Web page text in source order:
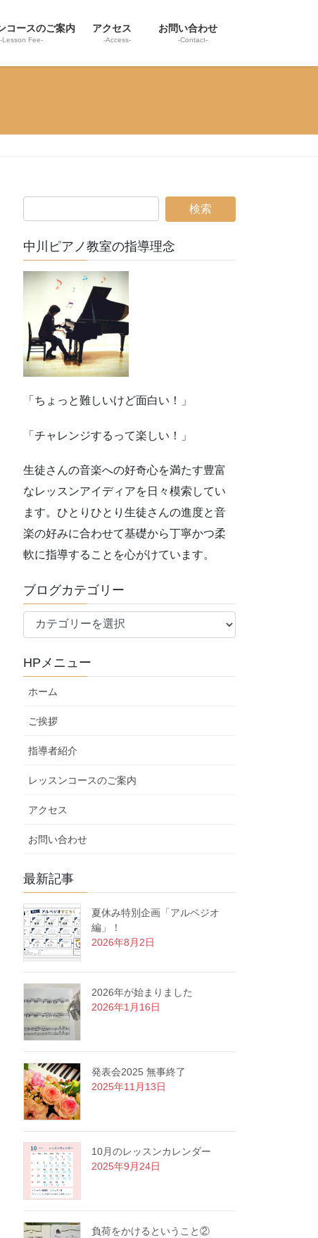
コースのご案内
-Lesson Fee-
アクセス
-Access-
お問い合わせ
-Contact-
中川ピアノ教室の指導理念
「ちょっと難しいけど面白い！」
「チャレンジするって楽しい！」
生徒さんの音楽への好奇心を満たす豊富
なレッスンアイディアを日々模索してい
ます。ひとりひとり生徒さんの進度と音
楽の好みに合わせて基礎から丁寧かつ柔
軟に指導することを心がけています。
ブログカテゴリー
ロ
カ
テ
リ
HPメニュー
ホーム
ご挨拶
指導者紹介
レッスンコースのご案内
アクセス
お問い合わせ
最新記事
夏休み特別企画「アルペジオ
編」！
2026年8月2日
2026年が始まりました
2026年1月16日
発表会2025 無事終了
2025年11月13日
10月のレッスンカレンダー
2025年9月24日
負荷をかけるということ②